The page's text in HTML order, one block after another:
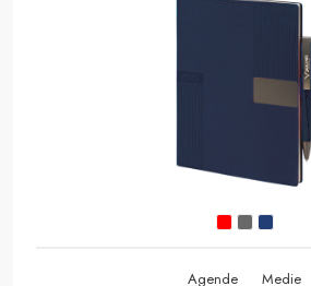
Agende Medie